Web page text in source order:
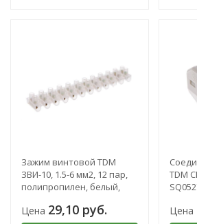
Зажим винтовой TDM
ЗВИ-10, 1.5-6 мм2, 12 пар,
полипропилен, белый,
Цена 29,10 руб.
TDM
Цена